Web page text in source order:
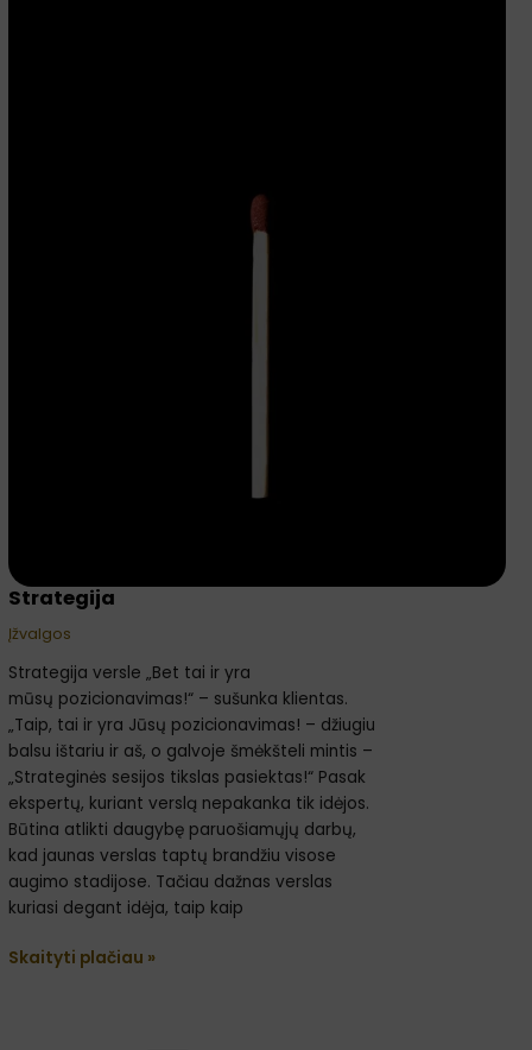
Strategija
Įžvalgos
Strategija versle „Bet tai ir yra
mūsų pozicionavimas!“ – sušunka klientas.
„Taip, tai ir yra Jūsų pozicionavimas! – džiugiu
balsu ištariu ir aš, o galvoje šmėkšteli mintis –
„Strateginės sesijos tikslas pasiektas!“ Pasak
ekspertų, kuriant verslą nepakanka tik idėjos.
Būtina atlikti daugybę paruošiamųjų darbų,
kad jaunas verslas taptų brandžiu visose
augimo stadijose. Tačiau dažnas verslas
kuriasi degant idėja, taip kaip
Skaityti plačiau »